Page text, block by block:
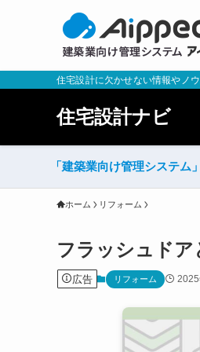
住宅設計に欠かせない情報やノ
住宅設計ナビ
「建築業向け管理システム
ホーム リフォーム
フラッシュドア
広告 リフォーム